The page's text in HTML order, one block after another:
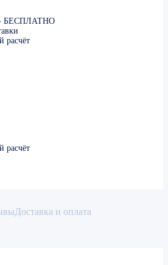
- БЕСПЛАТНО
расчёт
расчёт
Доставка и оплата